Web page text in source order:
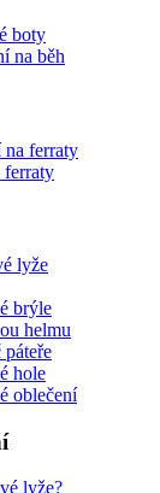
boty
na běh
na ferraty
ferraty
lyže
brýle
helmu
hole
oblečení
lyže?